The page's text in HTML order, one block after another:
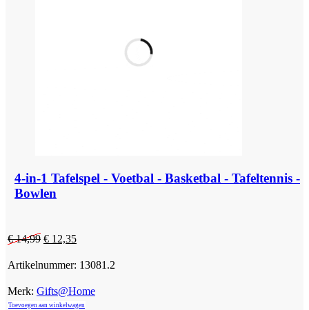
4-in-1 Tafelspel - Voetbal - Basketbal - Tafeltennis -
Bowlen
€14,99 Oorspronkelijke
was:
€ 12,35Huidige
is:
Artikelnummer: 13081.2
Merk: Gifts@Home
Toevoegen aan winkelwagen